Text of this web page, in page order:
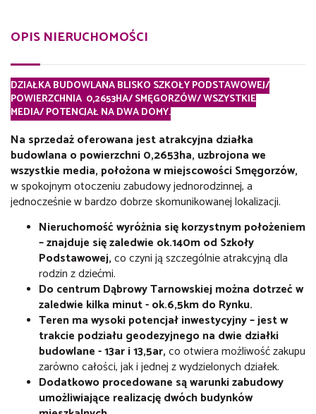
OPIS NIERUCHOMOŚCI
DZIAŁKA BUDOWLANA BLISKO SZKOŁY PODSTAWOWEJ/
POWIERZCHNIA 0,2653HA/ SMĘGORZÓW/WSZYSTKIE
MEDIA/POTENCJAŁ NA DWA DOMY.
Na sprzedaż oferowana jest atrakcyjna działka
budowlana o powierzchni 0,2653ha, uzbrojona we
wszystkie media, położona w miejscowości Smęgorzów,
w spokojnym otoczeniu zabudowy jednorodzinnej, a
jednocześnie w bardzo dobrze skomunikowanej lokalizacji.
Nieruchomość wyróżnia się korzystnym położeniem
– znajduje się zaledwie ok.140m od Szkoły
Podstawowej,co czyni ją szczególnie atrakcyjną dla
rodzin z dziećmi.
Do centrum Dąbrowy Tarnowskiej można dotrzeć w
zaledwie kilka minut - ok.6,5km do Rynku.
Teren ma wysoki potencjał inwestycyjny – jest w
trakcie podziału geodezyjnego na dwie działki
budowlane - 13ar i 13,5ar,co otwiera możliwość zakupu
zarówno całości, jak i jednej z wydzielonych działek.
Dodatkowo procedowane są warunki zabudowy
umożliwiające realizację dwóch budynków